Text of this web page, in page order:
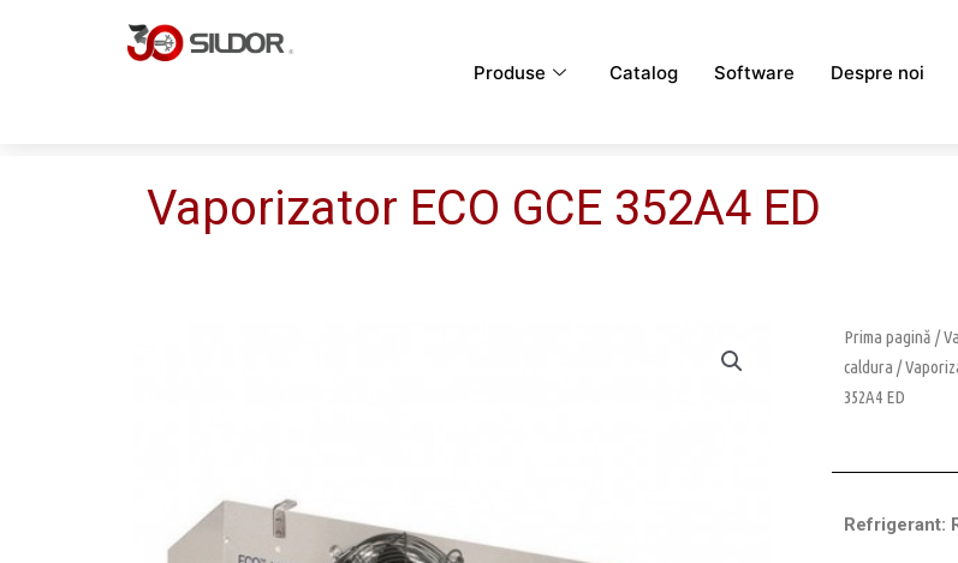
Produse Catalog Software Despre noi
Vaporizator ECO GCE 352A4 ED
Prima pagină /
caldura /
352A4 ED
Refrigerant: